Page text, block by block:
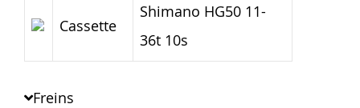
Cassette
Shimano HG50 11-
36t 10s
Freins